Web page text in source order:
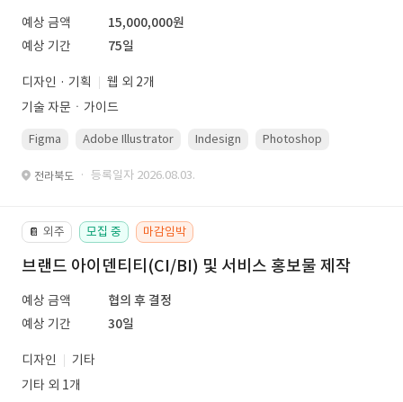
예상 금액
15,000,000원
예상 기간
75일
디자인 · 기획
웹 외 2개
기술 자문ㆍ가이드
Figma Adobe Illustrator Indesign Photoshop
전라북도 · 등록일자 2026.08.03.
📔 외주 모집 중 마감임박
브랜드 아이덴티티(CI/BI) 및 서비스 홍보물 제작
예상 금액
협의 후 결정
예상 기간
30일
디자인
기타
기타 외 1개